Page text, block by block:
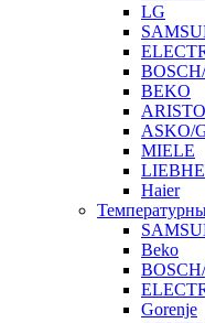
LG
BEKO
ASKO/
MIELE
Haier
Beko
Gorenje